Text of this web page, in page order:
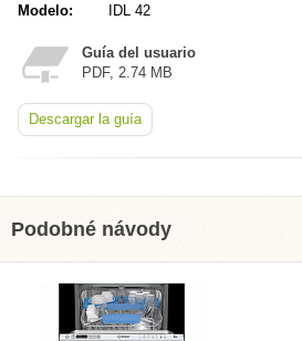
Modelo:
IDL 42
Guía del usuario
PDF, 2.74 MB
Descargar la guía
Podobné návody